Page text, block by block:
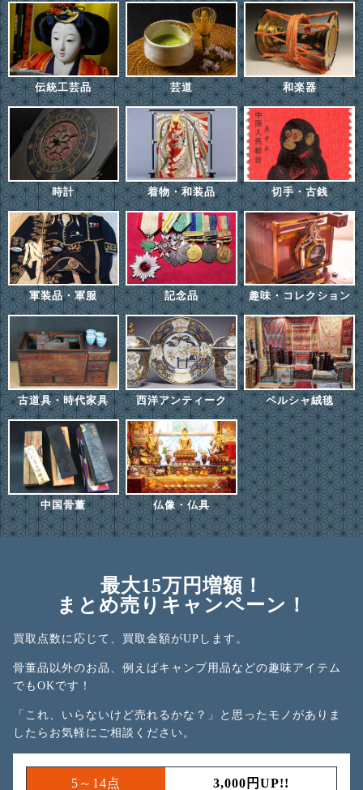
伝統工芸品 芸道 和楽器
時計 着物・和装品 切手・古銭
軍装品・軍服 記念品 趣味・コレクション
古道具・時代家具 西洋アンティーク ペルシャ絨毯
中国骨董 仏像・仏具
最大15万円増額！
まとめ売りキャンペーン！
買取点数に応じて、買取金額がUPします。
骨董品以外のお品、例えばキャンプ用品などの趣味アイテム
でもOKです！
「これ、いらないけど売れるかな？」と思ったモノがありま
したら お気軽にご相談ください。
5～14点 3,000円UP!!